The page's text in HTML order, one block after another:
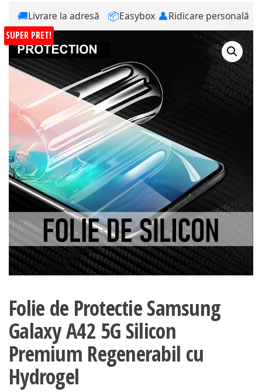
🚚Livrare la adresă 📦Easybox 👤Ridicare personală
SUPER PRET!
Folie de Protectie Samsung
Galaxy A42 5G Silicon
Premium Regenerabil cu
Hydrogel